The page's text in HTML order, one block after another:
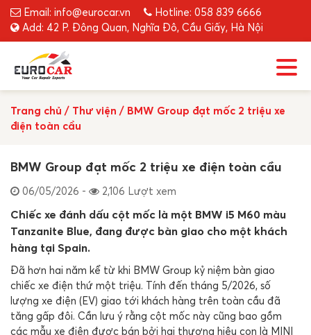
Email: info@eurocar.vn
Hotline: 058 839 6666
Add: 42 P. Đông Quan, Nghĩa Đô, Cầu Giấy, Hà Nội
Trang chủ / Thư viện / BMW Group đạt mốc 2 triệu xe
điện toàn cầu
BMW Group đạt mốc 2 triệu xe điện toàn cầu
06/05/2026 - 2,106 Lượt xem
Chiếc xe đánh dấu cột mốc là một BMW i5 M60 màu
Tanzanite Blue, đang được bàn giao cho một khách
hàng tại Spain.
Đã hơn hai năm kể từ khi BMW Group kỷ niệm bàn giao
chiếc xe điện thứ một triệu. Tính đến tháng 5/2026, số
lượng xe điện (EV) giao tới khách hàng trên toàn cầu đã
tăng gấp đôi. Cần lưu ý rằng cột mốc này cũng bao gồm
các mẫu xe điện được bán bởi hai thương hiệu con là MINI